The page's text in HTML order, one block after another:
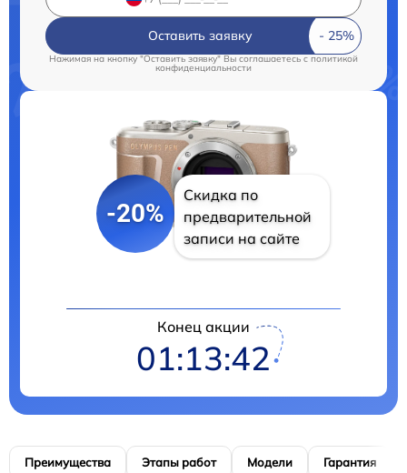
Оставить заявку
Нажимая на кнопку "Оставить заявку" Вы соглашаетесь c политикой
конфиденциальности
-20%
Скидка по
предварительной
записи на сайте
Конец акции
01:13:41
Преимущества Этапы работ Модели Гарантия